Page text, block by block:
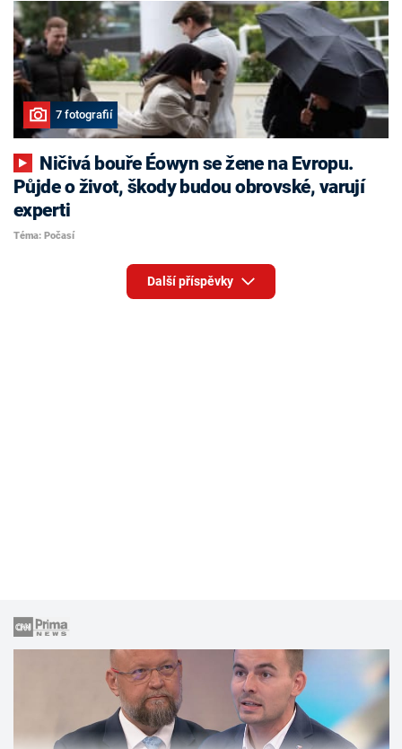
7 fotografií
Půjde o život, škody budou obrovské, varují
experti
Téma: Počasí
Další příspěvky